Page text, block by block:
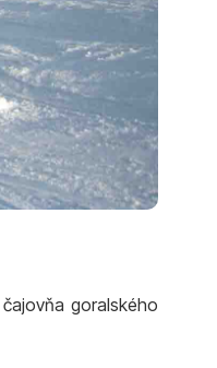
goralského